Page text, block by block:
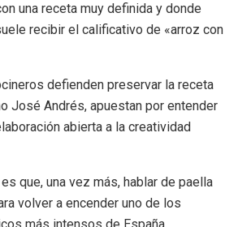
una receta muy definida y donde
recibir el calificativo de «arroz con
defienden preservar la receta
José Andrés, apuestan por entender
abierta a la creatividad
que, una vez más, hablar de paella
volver a encender uno de los